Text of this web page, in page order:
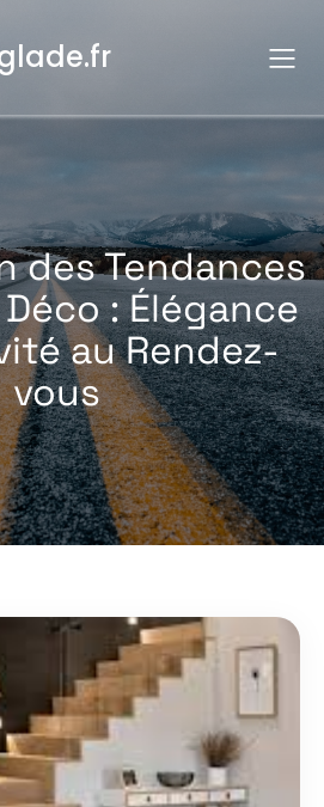
des Tendances
: Élégance
au Rendez-
vous